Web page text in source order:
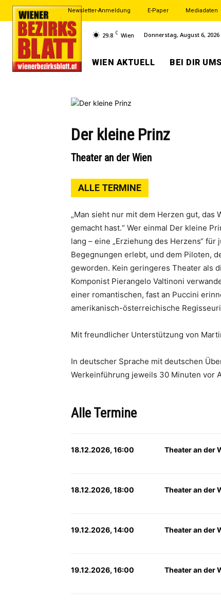
Newsletter-Anmeldung E-Paper Mediadaten
29.8 C Wien Donnerstag, August 6, 2026
WIEN AKTUELL BEI DIR
Der kleine Prinz
Theater an der Wien
ALLE TERMINE
„Man sieht nur mit dem Herzen gut,
gemacht hast.“ Wer einmal Der kleine
lang – eine „Erziehung des Herzens“
Begegnungen erlebt, und dem Piloten,
geworden. Kein geringeres Theater als
Komponist Pierangelo Valtinoni
einer romantischen, fast an Puccini
amerikanisch-österreichische
Mit freundlicher Unterstützung von
In deutscher Sprache mit deutschen
Werkeinführung jeweils 30 Minuten vor
Alle Termine
18.12.2026, 16:00 Theater an der
18.12.2026, 18:00 Theater an der
19.12.2026, 14:00 Theater an der
19.12.2026, 16:00 Theater an der